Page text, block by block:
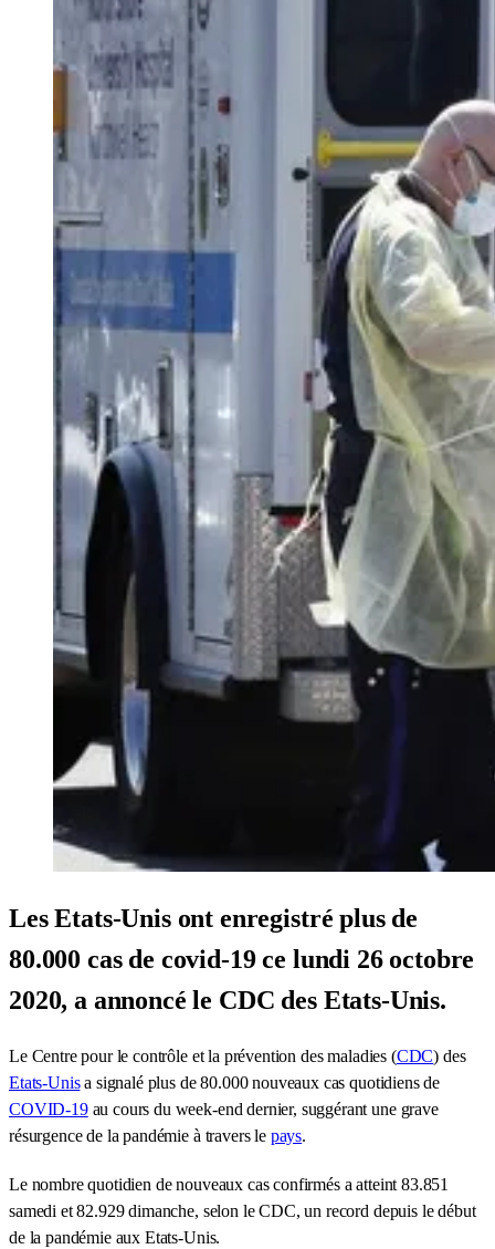
Les Etats-Unis ont enregistré plus de
80.000 cas de covid-19 ce lundi 26 octobre
2020, a annoncé le CDC des Etats-Unis.
Le Centre pour le contrôle et la prévention des maladies (CDC) des
Etats-Unisa signalé plus de 80.000 nouveaux cas quotidiens de
COVID-19au cours du week-end dernier, suggérant une grave
résurgence de la pandémie à travers le pays.
Le nombre quotidien de nouveaux cas confirmés a atteint 83.851
samedi et 82.929 dimanche, selon le CDC, un record depuis le début
de la pandémie aux Etats-Unis.